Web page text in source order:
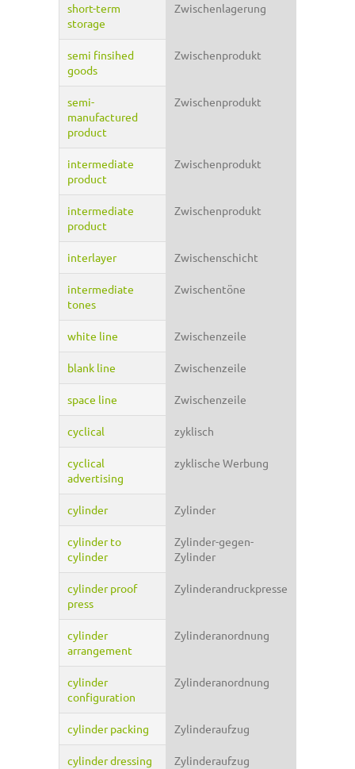
short-term
storage
Zwischenlagerung
semi finsihed
goods
Zwischenprodukt
semi-
manufactured
product
Zwischenprodukt
intermediate
product
Zwischenprodukt
intermediate
product
Zwischenprodukt
interlayer Zwischenschicht
intermediate
tones
Zwischentöne
white line Zwischenzeile
blank line Zwischenzeile
space line Zwischenzeile
cyclical zyklisch
cyclical
advertising
zyklische Werbung
cylinder Zylinder
cylinder to
cylinder
Zylinder-gegen-
Zylinder
cylinder proof
press
Zylinderandruckpresse
cylinder
arrangement
Zylinderanordnung
cylinder
configuration
Zylinderanordnung
cylinder packing Zylinderaufzug
cylinder dressing Zylinderaufzug